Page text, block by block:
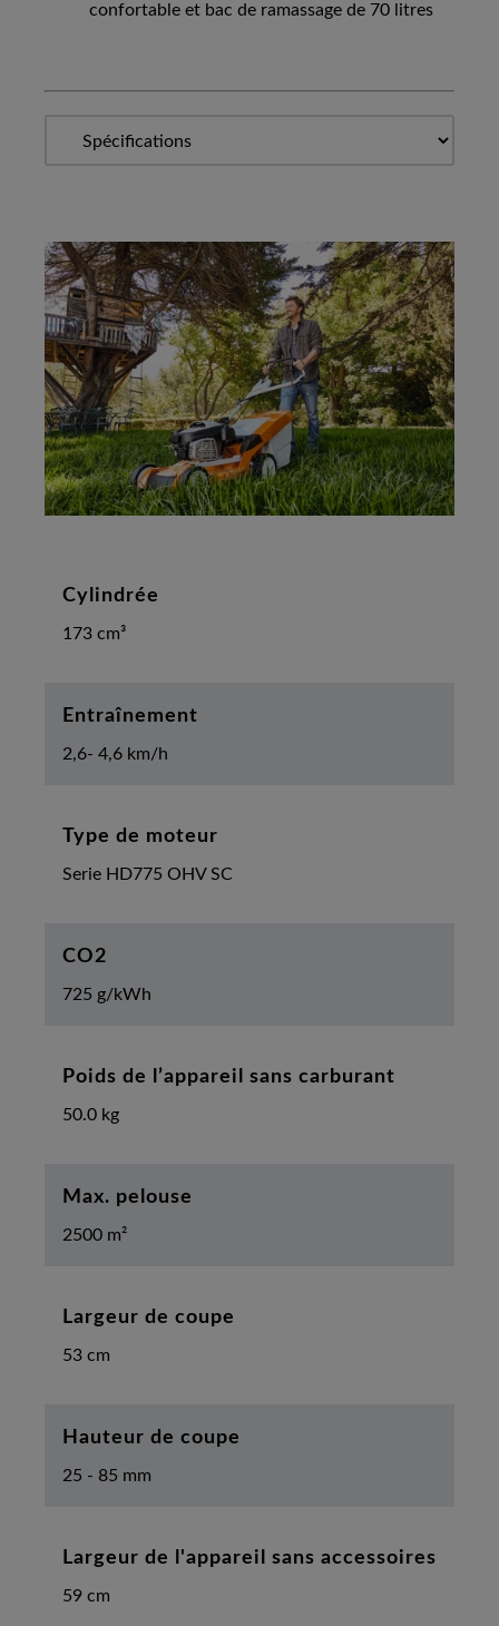
confortable et bac de ramassage de 70 litres
Cylindrée
173 cm³
Entraînement
2,6- 4,6 km/h
Type de moteur
Serie HD775 OHV SC
CO2
725 g/kWh
Poids de l’appareil sans carburant
50.0 kg
Max. pelouse
2500 m²
Largeur de coupe
53 cm
Hauteur de coupe
25 - 85 mm
Largeur de l'appareil sans accessoires
59 cm